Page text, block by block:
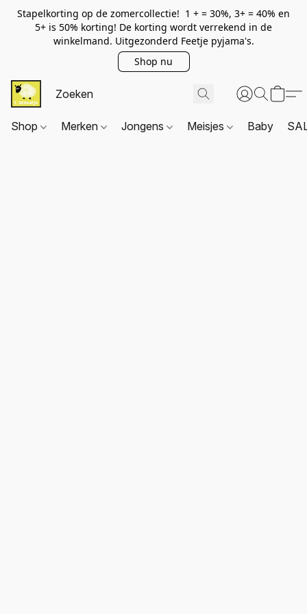
Stapelkorting op de zomercollectie! 1 + = 30%, 3+ = 40% en
5+ is 50% korting! De korting wordt verrekend in de
winkelmand. Uitgezonderd Feetje pyjama's.
Shop nu
Shop Merken Jongens Meisjes Baby